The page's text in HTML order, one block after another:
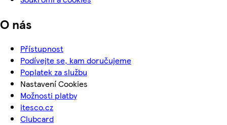
O nás
Přístupnost
Podívejte se, kam doručujeme
Poplatek za službu
Nastavení Cookies
Možnosti platby
itesco.cz
Clubcard